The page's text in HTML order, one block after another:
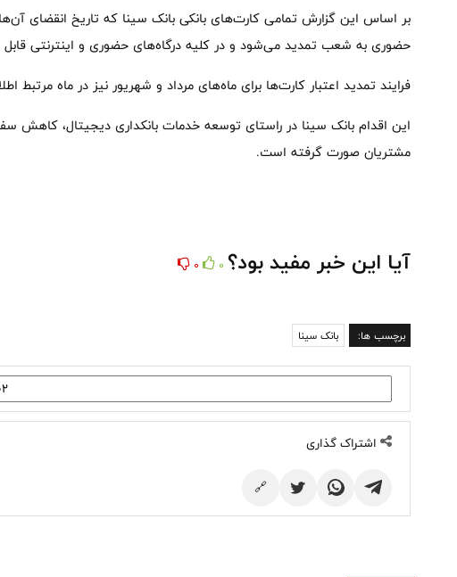
بر اساس این گزارش تمامی کارت‌های بانکی بانک سینا که تاریخ انقضای
حضوری به شعب تمدید می‌شود و در کلیه درگاه‌های حضوری و اینترنتی قابل
فرایند تمدید اعتبار کارت‌ها برای ماه‌های مرداد و شهریور نیز در ماه مرتبط
این اقدام بانک سینا در راستای توسعه خدمات بانکداری دیجیتال،
مشتریان صورت گرفته است.
آیا این خبر مفید بود؟ 0
0
برچسب ها: بانک سینا
اشتراک گذاری
🔗